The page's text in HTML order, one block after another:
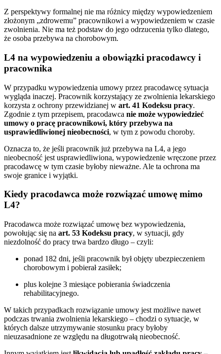
Z perspektywy formalnej nie ma różnicy między wypowiedzeniem
złożonym „zdrowemu” pracownikowi a wypowiedzeniem w czasie
zwolnienia. Nie ma też podstaw do jego odrzucenia tylko dlatego,
że osoba przebywa na chorobowym.
L4 na wypowiedzeniu a obowiązki pracodawcy i
pracownika
W przypadku wypowiedzenia umowy przez pracodawcę sytuacja
wygląda inaczej. Pracownik korzystający ze zwolnienia lekarskiego
korzysta z ochrony przewidzianej w art. 41 Kodeksu pracy.
Zgodnie z tym przepisem, pracodawca nie może wypowiedzieć
umowy o pracę pracownikowi, który przebywa na
usprawiedliwionej nieobecności, w tym z powodu choroby.
Oznacza to, że jeśli pracownik już przebywa na L4, a jego
nieobecność jest usprawiedliwiona, wypowiedzenie wręczone przez
pracodawcę w tym czasie byłoby nieważne. Ale ta ochrona ma
swoje granice i wyjątki.
Kiedy pracodawca może rozwiązać umowę mimo
L4?
Pracodawca może rozwiązać umowę bez wypowiedzenia,
powołując się na art. 53 Kodeksu pracy, w sytuacji, gdy
niezdolność do pracy trwa bardzo długo – czyli:
ponad 182 dni, jeśli pracownik był objęty ubezpieczeniem
chorobowym i pobierał zasiłek;
plus kolejne 3 miesiące pobierania świadczenia
rehabilitacyjnego.
W takich przypadkach rozwiązanie umowy jest możliwe nawet
podczas trwania zwolnienia lekarskiego – chodzi o sytuacje, w
których dalsze utrzymywanie stosunku pracy byłoby
nieuzasadnione ze względu na długotrwałą nieobecność.